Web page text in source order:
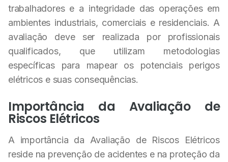
trabalhadores e a integridade das operações em
ambientes industriais, comerciais e residenciais. A
avaliação deve ser realizada por profissionais
qualificados, que utilizam metodologias
específicas para mapear os potenciais perigos
elétricos e suas consequências.
Importância da Avaliação de
Riscos Elétricos
A importância da Avaliação de Riscos Elétricos
reside na prevenção de acidentes e na proteção da